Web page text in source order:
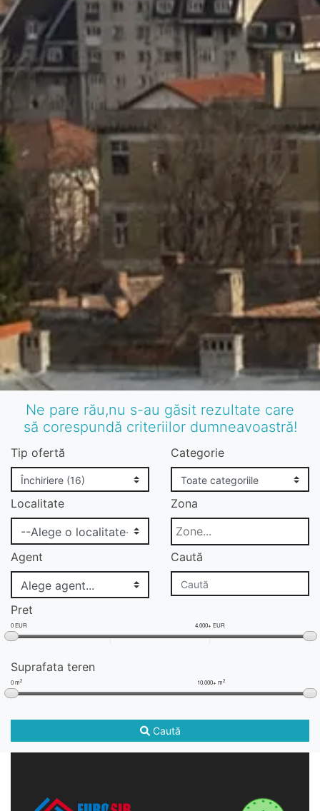
Ne pare rău,nu s-au găsit rezultate care
să corespundă criteriilor dumneavoastră!
Tip ofertă Categorie
Localitate Zona
Agent Caută
Pret
0 EUR 4.000+ EUR
Suprafata teren
0 m2 10.000+ m2
Caută